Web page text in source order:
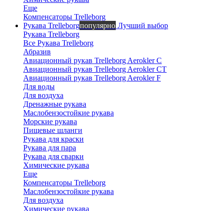
Еще
Компенсаторы Trelleborg
Рукава Trelleborgпопулярно Лучший выбор
Рукава Trelleborg
Все Рукава Trelleborg
Абразив
Авиационный рукав Trelleborg Aerokler C
Авиационный рукав Trelleborg Aerokler CT
Авиационный рукав Trelleborg Aerokler F
Для воды
Для воздуха
Дренажные рукава
Маслобензостойкие рукава
Морские рукава
Пищевые шланги
Рукава для краски
Рукава для пара
Рукава для сварки
Химические рукава
Еще
Компенсаторы Trelleborg
Маслобензостойкие рукава
Для воздуха
Химические рукава